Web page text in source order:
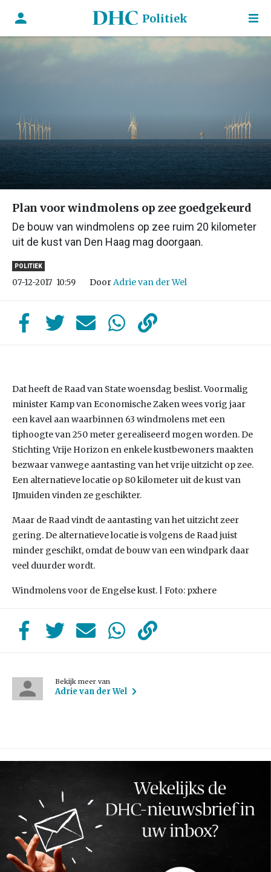
Politiek
Plan voor windmolens op zee goedgekeurd
De bouw van windmolens op zee ruim 20 kilometer
uit de kust van Den Haag mag doorgaan.
POLITIEK
07-12-2017 10:59 DoorAdrie van der Wel
Dat heeft de Raad van State woensdag beslist. Voormalig
minister Kamp van Economische Zaken wees vorig jaar
een kavel aan waarbinnen 63 windmolens met een
tiphoogte van 250 meter gerealiseerd mogen worden. De
Stichting Vrije Horizon en enkele kustbewoners maakten
bezwaar vanwege aantasting van het vrije uitzicht op zee.
Een alternatieve locatie op 80 kilometer uit de kust van
IJmuiden vinden ze geschikter.
Maar de Raad vindt de aantasting van het uitzicht zeer
gering. De alternatieve locatie is volgens de Raad juist
minder geschikt, omdat de bouw van een windpark daar
veel duurder wordt.
Windmolens voor de Engelse kust. | Foto: pxhere
Bekijk meer van
Adrie van der Wel